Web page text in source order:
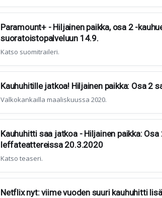
Paramount+ - Hiljainen paikka, osa 2 -
suoratoistopalveluun 14.9.
Katso suomitraileri.
Kauhuhitille jatkoa! Hiljainen paikka: Osa 2
Valkokankailla maaliskuussa 2020.
Kauhuhitti saa jatkoa - Hiljainen paikka: Osa
leffateattereissa 20.3.2020
Katso teaseri.
Netflix nyt: viime vuoden suuri kauhuhitti